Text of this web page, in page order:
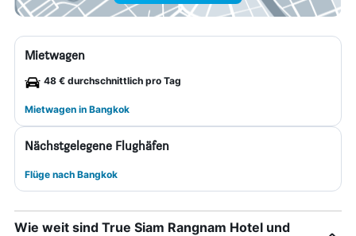
Mietwagen
48 € durchschnittlich pro Tag
Mietwagen in Bangkok
Nächstgelegene Flughäfen
Flüge nach Bangkok
Wie weit sind True Siam Rangnam Hotel und